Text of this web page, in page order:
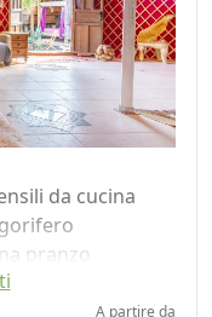
da cucina
pranzo
A partire da